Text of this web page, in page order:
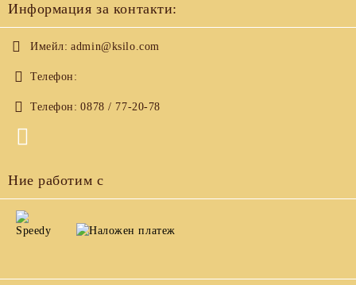
Информация за контакти:
Имейл: admin@ksilo.com
Телефон:
Телефон: 0878 / 77-20-78
Ние работим с